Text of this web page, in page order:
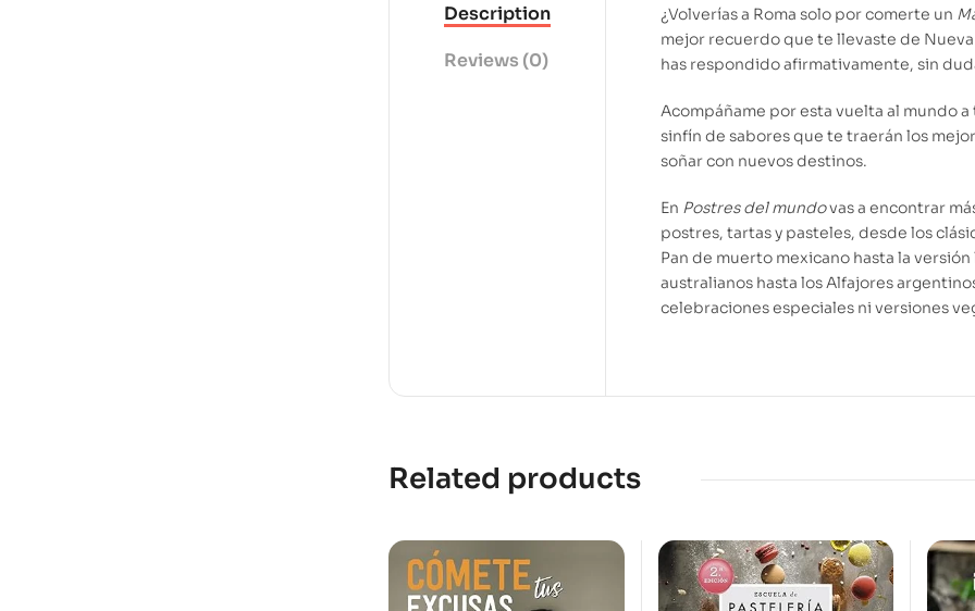
Description
Reviews (0)
¿Volverías a Roma solo por comerte un
mejor recuerdo que te llevaste de Nueva
has respondido afirmativamente, sin
Acompáñame por esta vuelta al mundo
sinfín de sabores que te traerán los
soñar con nuevos destinos.
En Postres del mundovas a encontrar
postres, tartas y pasteles, desde los
Pan de muerto mexicano hasta la
australianos hasta los Alfajores
celebraciones especiales ni versiones
Related products